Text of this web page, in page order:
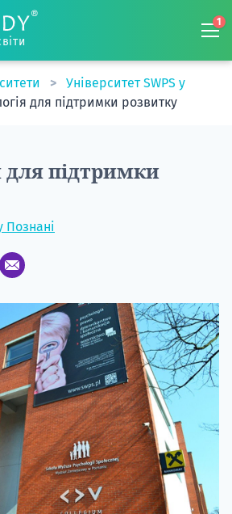
1
Університет SWPS у
для підтримки розвитку
для підтримки
Познані
НАБІР